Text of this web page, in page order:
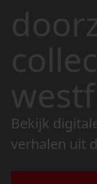
Bekijk
verhalen uit